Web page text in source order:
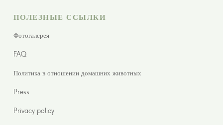
ПОЛЕЗНЫЕ ССЫЛКИ
Фотогалерея
FAQ
Политика в отношении домашних животных
Press
Privacy policy